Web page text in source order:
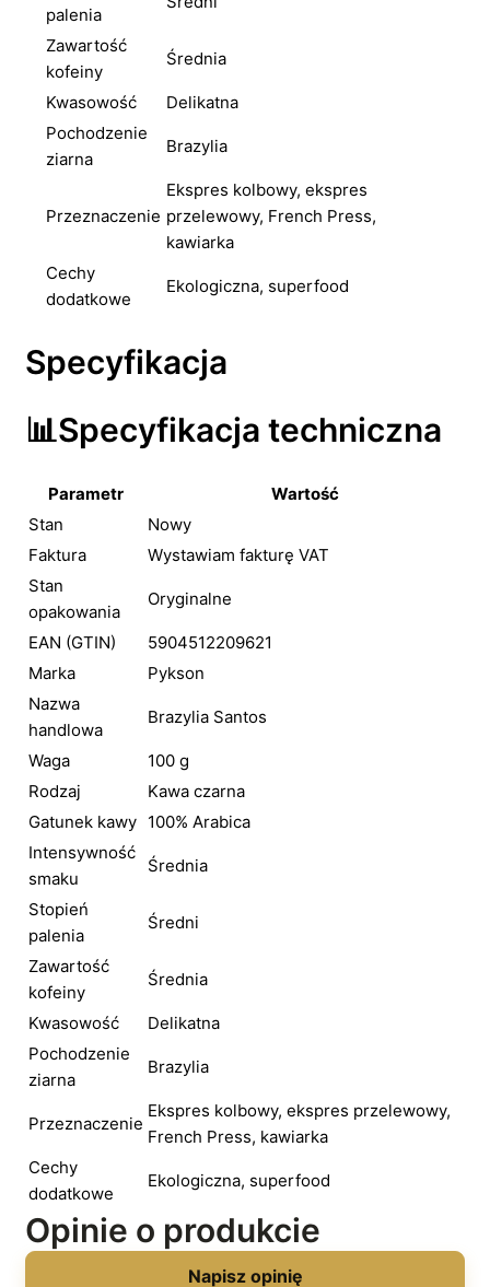
palenia
Zawartość
kofeiny
Średnia
Kwasowość
Delikatna
Pochodzenie
ziarna
Brazylia
Przeznaczenie
Ekspres kolbowy, ekspres
przelewowy, French Press,
kawiarka
Cechy
dodatkowe
Ekologiczna, superfood
Specyfikacja
📊Specyfikacja techniczna
Parametr
Wartość
Stan
Nowy
Faktura
Wystawiam fakturę VAT
Stan
opakowania
Oryginalne
EAN (GTIN)
5904512209621
Marka
Pykson
Nazwa
handlowa
Brazylia Santos
Waga
100 g
Rodzaj
Kawa czarna
Gatunek kawy 100% Arabica
Intensywność
smaku
Średnia
Stopień
palenia
Średni
Zawartość
kofeiny
Średnia
Kwasowość
Delikatna
Pochodzenie
ziarna
Brazylia
Przeznaczenie
Ekspres kolbowy, ekspres przelewowy,
French Press, kawiarka
Cechy
dodatkowe
Ekologiczna, superfood
Opinie o produkcie
Napisz opinię